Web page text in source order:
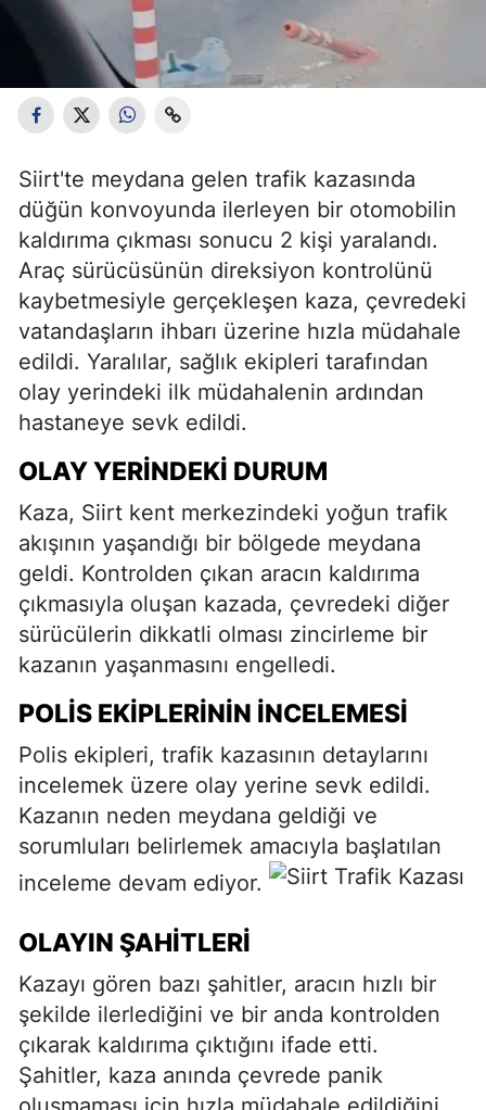
Siirt'te meydana gelen trafik kazasında
düğün konvoyunda ilerleyen bir otomobilin
kaldırıma çıkması sonucu 2 kişi yaralandı.
Araç sürücüsünün direksiyon kontrolünü
kaybetmesiyle gerçekleşen kaza, çevredeki
vatandaşların ihbarı üzerine hızla müdahale
edildi. Yaralılar, sağlık ekipleri tarafından
olay yerindeki ilk müdahalenin ardından
hastaneye sevk edildi.
OLAY YERINDEKI DURUM
Kaza, Siirt kent merkezindeki yoğun trafik
akışının yaşandığı bir bölgede meydana
geldi. Kontrolden çıkan aracın kaldırıma
çıkmasıyla oluşan kazada, çevredeki diğer
sürücülerin dikkatli olması zincirleme bir
kazanın yaşanmasını engelledi.
POLIS EKIPLERININ İNCELEMESI
Polis ekipleri, trafik kazasının detaylarını
incelemek üzere olay yerine sevk edildi.
Kazanın neden meydana geldiği ve
sorumluları belirlemek amacıyla başlatılan
inceleme devam ediyor.
OLAYIN ŞAHITLERI
Kazayı gören bazı şahitler, aracın hızlı bir
şekilde ilerlediğini ve bir anda kontrolden
çıkarak kaldırıma çıktığını ifade etti.
Şahitler, kaza anında çevrede panik